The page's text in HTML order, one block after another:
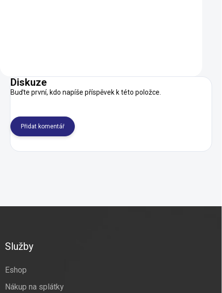
Diskuze
Buďte první, kdo napíše příspěvek k této položce.
Přidat komentář
Služby
Eshop
Nákup na splátky